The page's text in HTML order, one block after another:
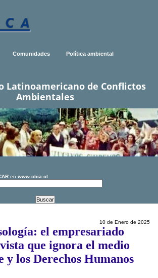
Comunidades Política ambiental
Latinoamericano de Conflictos
Ambientales
en www.olca.cl
10 de Enero de 2025
el empresariado
que ignora el medio
y los Derechos Humanos